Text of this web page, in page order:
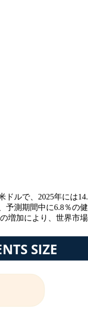
ルで、2025年には
測期間中に6.8％の
加により、世界市